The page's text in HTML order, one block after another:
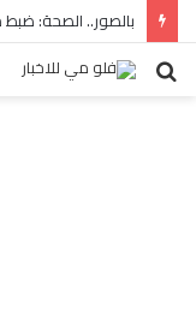
بالصور.. الصحة: ضبط
بحث